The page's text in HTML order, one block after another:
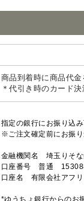
商品到着時に商品代
＊代引き時のカード
指定の銀行にお振り込
※ご注文確定前にお振
金融機関名 埼玉りそ
口座番号 普通
口座名 有限会社アフ
*ゆうちょ銀行からのお